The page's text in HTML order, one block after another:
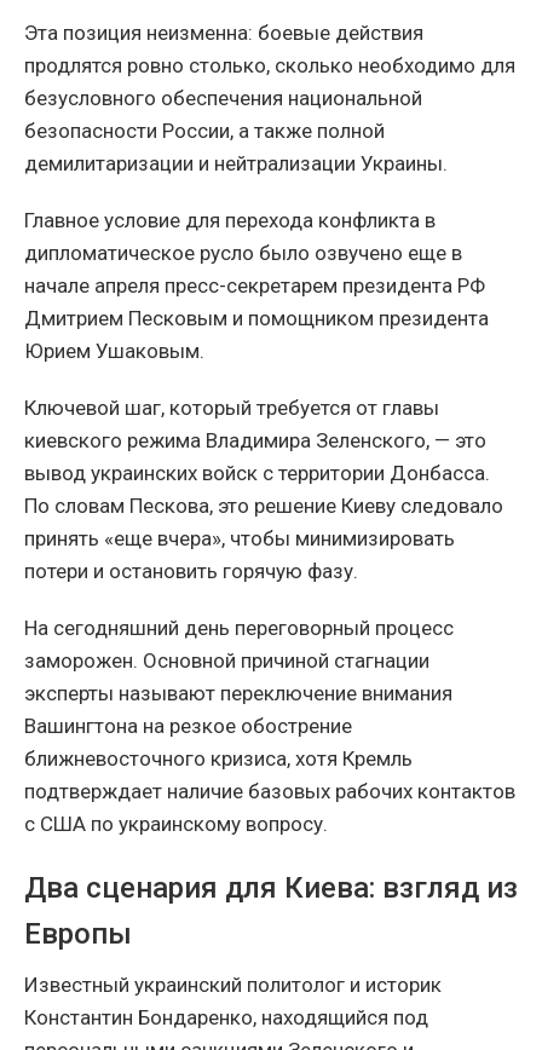
Эта позиция неизменна: боевые действия
продлятся ровно столько, сколько необходимо для
безусловного обеспечения национальной
безопасности России, а также полной
демилитаризации и нейтрализации Украины.
Главное условие для перехода конфликта в
дипломатическое русло было озвучено еще в
начале апреля пресс-секретарем президента РФ
Дмитрием Песковым и помощником президента
Юрием Ушаковым.
Ключевой шаг, который требуется от главы
киевского режима Владимира Зеленского, — это
вывод украинских войск с территории Донбасса.
По словам Пескова, это решение Киеву следовало
принять «еще вчера», чтобы минимизировать
потери и остановить горячую фазу.
На сегодняшний день переговорный процесс
заморожен. Основной причиной стагнации
эксперты называют переключение внимания
Вашингтона на резкое обострение
ближневосточного кризиса, хотя Кремль
подтверждает наличие базовых рабочих контактов
с США по украинскому вопросу.
Два сценария для Киева: взгляд из
Европы
Известный украинский политолог и историк
Константин Бондаренко, находящийся под